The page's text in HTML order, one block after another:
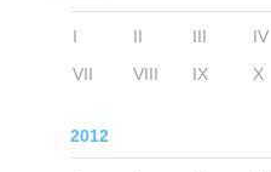
I II III IV
VII
VIII IX X
2012